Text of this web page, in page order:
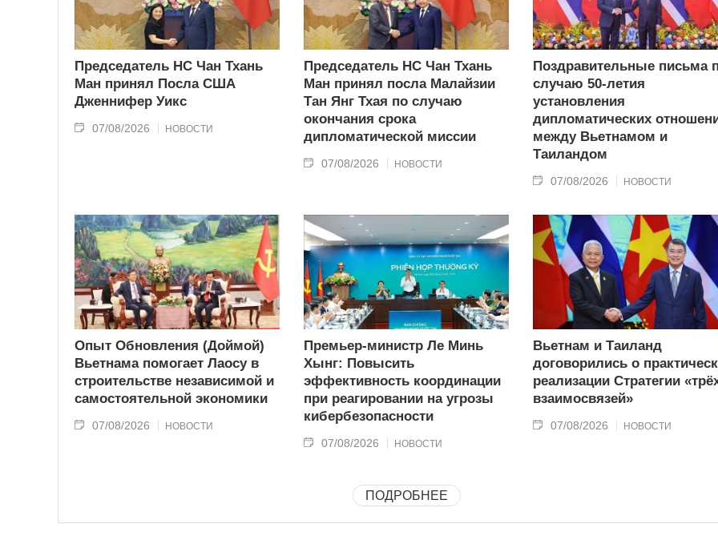
Председатель НС Чан Тхань
Ман принял Посла США
Дженнифер Уикс
07/08/2026 НОВОСТИ
Председатель НС Чан Тхань
Ман принял посла Малайзии
Тан Янг Тхая по случаю
окончания срока
дипломатической миссии
07/08/2026 НОВОСТИ
Поздравительные письма
случаю 50-летия
установления
дипломатических
между Вьетнамом и
Таиландом
07/08/2026 НОВОСТИ
Опыт Обновления (Доймой)
Вьетнама помогает Лаосу в
строительстве независимой и
самостоятельной экономики
07/08/2026 НОВОСТИ
Премьер-министр Ле Минь
Хынг: Повысить
эффективность координации
при реагировании на угрозы
кибербезопасности
07/08/2026 НОВОСТИ
Вьетнам и Таиланд
договорились о
реализации Стратегии
взаимосвязей»
07/08/2026 НОВОСТИ
ПОДРОБНЕЕ